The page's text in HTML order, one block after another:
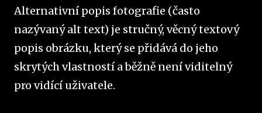
Alternativní popis fotografie (často
nazývaný alt text) je stručný, věcný textový
popis obrázku, který se přidává do jeho
skrytých vlastností a běžně není viditelný
pro vidící uživatele.